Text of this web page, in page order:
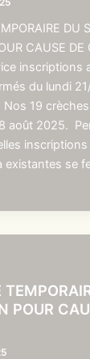
DU
CAUSE
inscriptions
du lundi
19
août 2025.
inscriptions
existantes se
POUR